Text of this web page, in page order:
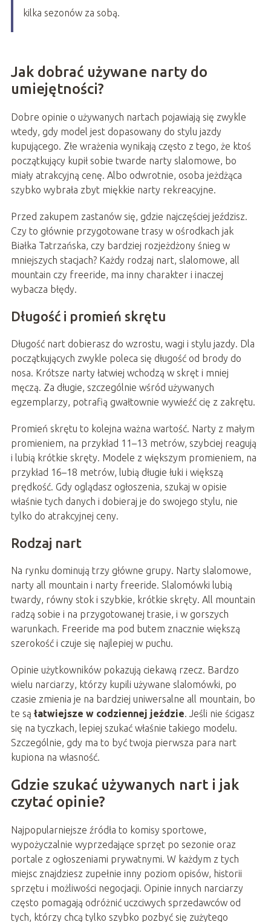
kilka sezonów za sobą.
Jak dobrać używane narty do
umiejętności?
Dobre opinie o używanych nartach pojawiają się zwykle
wtedy, gdy model jest dopasowany do stylu jazdy
kupującego. Złe wrażenia wynikają często z tego, że ktoś
początkujący kupił sobie twarde narty slalomowe, bo
miały atrakcyjną cenę. Albo odwrotnie, osoba jeżdżąca
szybko wybrała zbyt miękkie narty rekreacyjne.
Przed zakupem zastanów się, gdzie najczęściej jeździsz.
Czy to głównie przygotowane trasy w ośrodkach jak
Białka Tatrzańska, czy bardziej rozjeżdżony śnieg w
mniejszych stacjach? Każdy rodzaj nart, slalomowe, all
mountain czy freeride, ma inny charakter i inaczej
wybacza błędy.
Długość i promień skrętu
Długość nart dobierasz do wzrostu, wagi i stylu jazdy. Dla
początkujących zwykle poleca się długość od brody do
nosa. Krótsze narty łatwiej wchodzą w skręt i mniej
męczą. Za długie, szczególnie wśród używanych
egzemplarzy, potrafią gwałtownie wywieźć cię z zakrętu.
Promień skrętu to kolejna ważna wartość. Narty z małym
promieniem, na przykład 11–13 metrów, szybciej reagują
i lubią krótkie skręty. Modele z większym promieniem, na
przykład 16–18 metrów, lubią długie łuki i większą
prędkość. Gdy oglądasz ogłoszenia, szukaj w opisie
właśnie tych danych i dobieraj je do swojego stylu, nie
tylko do atrakcyjnej ceny.
Rodzaj nart
Na rynku dominują trzy główne grupy. Narty slalomowe,
narty all mountain i narty freeride. Slalomówki lubią
twardy, równy stok i szybkie, krótkie skręty. All mountain
radzą sobie i na przygotowanej trasie, i w gorszych
warunkach. Freeride ma pod butem znacznie większą
szerokość i czuje się najlepiej w puchu.
Opinie użytkowników pokazują ciekawą rzecz. Bardzo
wielu narciarzy, którzy kupili używane slalomówki, po
czasie zmienia je na bardziej uniwersalne all mountain, bo
te są łatwiejsze w codziennej jeździe. Jeśli nie ścigasz
się na tyczkach, lepiej szukać właśnie takiego modelu.
Szczególnie, gdy ma to być twoja pierwsza para nart
kupiona na własność.
Gdzie szukać używanych nart i jak
czytać opinie?
Najpopularniejsze źródła to komisy sportowe,
wypożyczalnie wyprzedające sprzęt po sezonie oraz
portale z ogłoszeniami prywatnymi. W każdym z tych
miejsc znajdziesz zupełnie inny poziom opisów, historii
sprzętu i możliwości negocjacji. Opinie innych narciarzy
często pomagają odróżnić uczciwych sprzedawców od
tych, którzy chcą tylko szybko pozbyć się zużytego